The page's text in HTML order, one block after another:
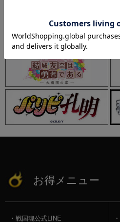
お得メニュー
戦国魂公式LINE